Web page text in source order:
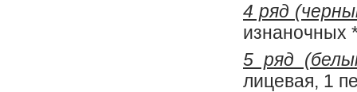
4 ряд
изнаночных
5 ряд
лицевая, 1